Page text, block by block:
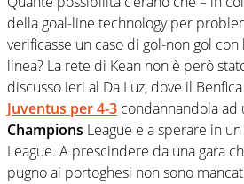
competenza, conoscenza e
prevalentemente di calcio
della goal-line technology per
verificasse un caso di gol-non gol
linea? La rete di Kean non è però
discusso ieri al Da Luz, dove il
Juventus per 4-3 condannandola ad
Champions League e a sperare in
League. A prescindere da una gara
pugno ai portoghesi non sono